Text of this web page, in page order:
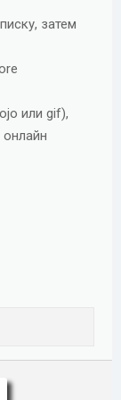
затем
или gif),